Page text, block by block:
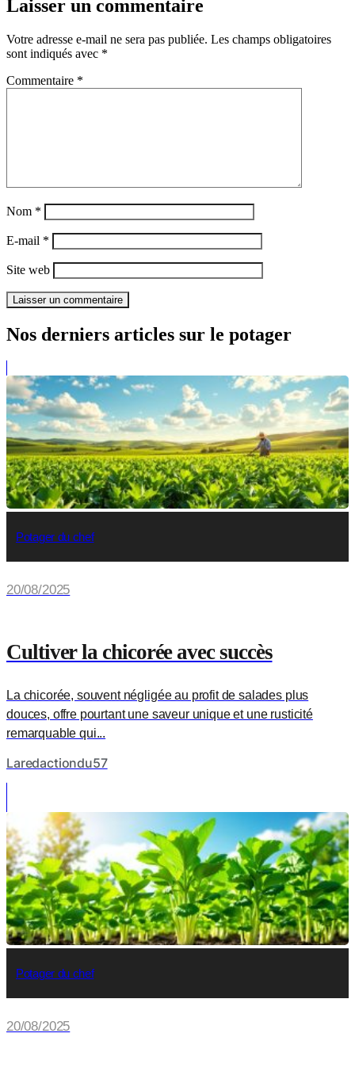
Laisser un commentaire
Votre adresse e-mail ne sera pas publiée. Les champs obligatoires
sont indiqués avec *
Commentaire *
Nom *
E-mail *
Site web
Nos derniers articles sur le potager
Potager du chef
20/08/2025
Cultiver la chicorée avec succès
La chicorée, souvent négligée au profit de salades plus
douces, offre pourtant une saveur unique et une rusticité
remarquable qui...
Laredactiondu57
Potager du chef
20/08/2025